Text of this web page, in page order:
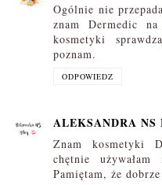
Ogólnie nie
znam Dermedic
kosmetyki
poznam.
ODPOWIEDZ
ALEKSANDRA NS
Znam kosmetyki
chętnie
Pamiętam, że